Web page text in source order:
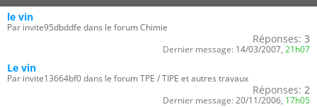
le vin
Par invite95dbddfe dans le forum Chimie
Réponses: 3
Dernier message: 14/03/2007, 21h07
Le vin
Par invite13664bf0 dans le forum TPE / TIPE et autres travaux
Réponses: 2
Dernier message: 20/11/2006, 17h05